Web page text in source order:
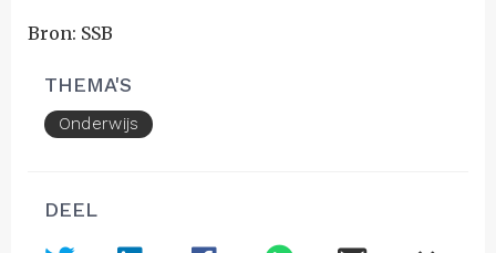
Bron: SSB
THEMA'S
Onderwijs
DEEL